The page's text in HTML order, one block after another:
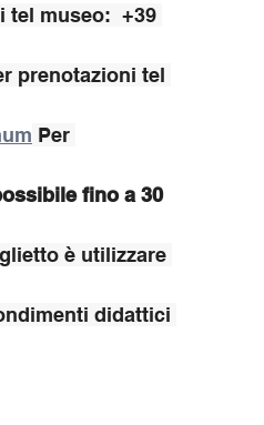
museo:  +39
prenotazioni tel
Per
fino a 30
è utilizzare
didattici